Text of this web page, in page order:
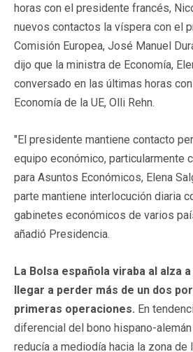
horas con el presidente francés,
nuevos contactos la víspera con el
Comisión Europea, José Manuel
dijo que la ministra de Economía,
conversado en las últimas horas
Economía de la UE, Olli Rehn.
"El presidente mantiene contacto
equipo económico, particularmente
para Asuntos Económicos, Elena
parte mantiene interlocución diaria
gabinetes económicos de varios
añadió Presidencia.
La Bolsa española viraba al alza
llegar a perder más de un dos
primeras operaciones. En
diferencial del bono hispano-
reducía a mediodía hacia la zona de